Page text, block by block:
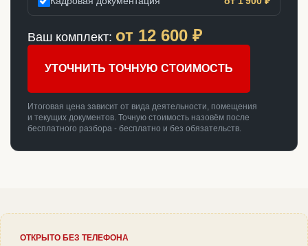
Ваш комплект: от 12 600 ₽
УТОЧНИТЬ ТОЧНУЮ СТОИМОСТЬ
Итоговая цена зависит от вида деятельности, помещения
и текущих документов. Точную стоимость назовём после
бесплатного разбора - бесплатно и без обязательств.
ОТКРЫТО БЕЗ ТЕЛЕФОНА